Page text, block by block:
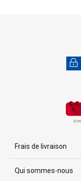
Frais de livraison
Qui sommes-nous